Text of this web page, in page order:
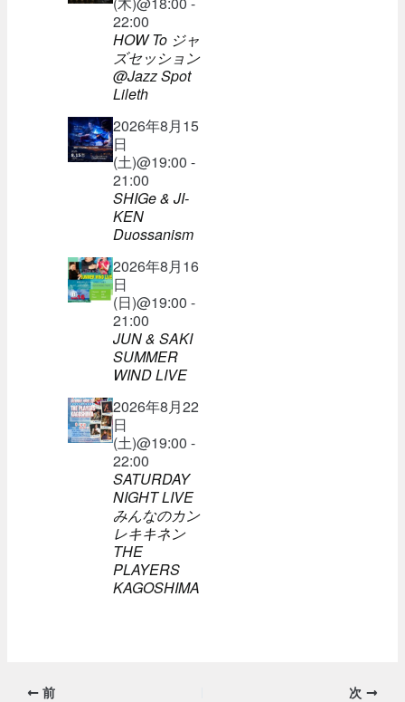
22:00
HOW To ジャ
ズセッション
@Jazz Spot
Lileth
2026年8月15
日
(土)@19:00 -
21:00
SHIGe & JI-
KEN
Duossanism
2026年8月16
日
(日)@19:00 -
21:00
JUN & SAKI
SUMMER
WIND LIVE
2026年8月22
日
(土)@19:00 -
22:00
SATURDAY
NIGHT LIVE
みんなのカン
レキキネン
THE
PLAYERS
KAGOSHIMA
前 次